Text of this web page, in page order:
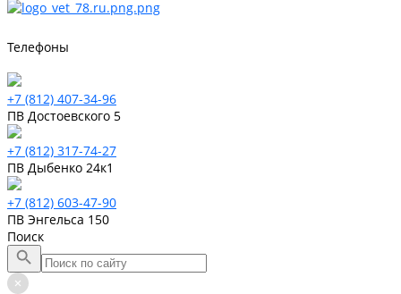
Телефоны
+7 (812) 407-34-96
ПВ Достоевского 5
+7 (812) 317-74-27
ПВ Дыбенко 24к1
+7 (812) 603-47-90
ПВ Энгельса 150
Поиск